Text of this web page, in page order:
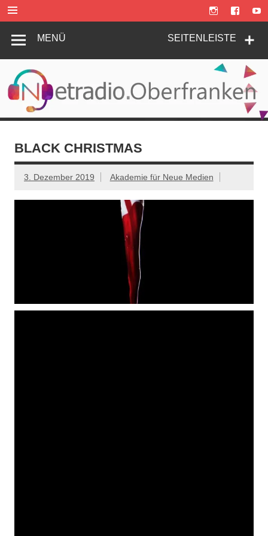
Inhalt
springen
SEITENLEISTE
MENÜ
BLACK CHRISTMAS
3. Dezember 2019 Akademie für Neue Medien